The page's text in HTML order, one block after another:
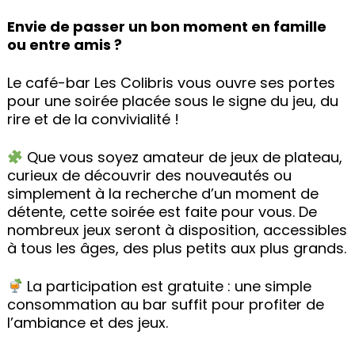
Envie de passer un bon moment en famille
ou entre amis ?
Le café-bar Les Colibris vous ouvre ses portes
pour une soirée placée sous le signe du jeu, du
rire et de la convivialité !
Que vous soyez amateur de jeux de plateau,
curieux de découvrir des nouveautés ou
simplement à la recherche d’un moment de
détente, cette soirée est faite pour vous. De
nombreux jeux seront à disposition, accessibles
à tous les âges, des plus petits aux plus grands.
La participation est gratuite : une simple
consommation au bar suffit pour profiter de
l’ambiance et des jeux.